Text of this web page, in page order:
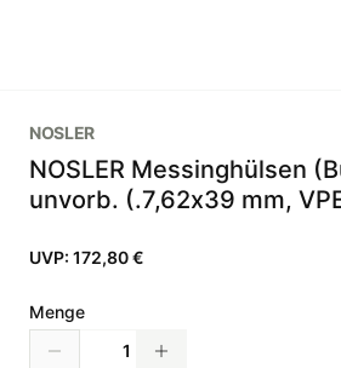
NOSLER
NOSLER Messinghülsen
unvorb. (.7,62x39 mm,
UVP: 172,80 €
Menge